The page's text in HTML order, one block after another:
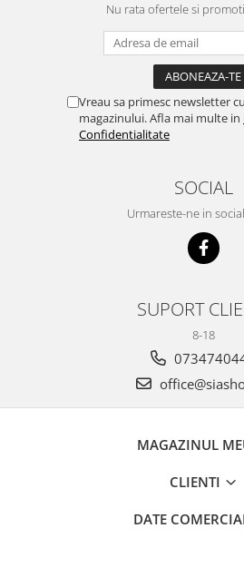
Nu rata ofertele si
Vreau sa primesc newsletter
magazinului. Afla mai multe in
Confidentialitate
SOCIAL
Urmareste-ne in
SUPORT
8-18
MAGAZINUL
CLIENTI
DATE